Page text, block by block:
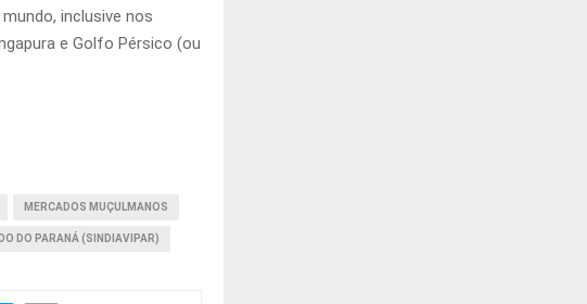
inclusive nos
e Golfo Pérsico (ou
MERCADOS MUÇULMANOS
DO PARANÁ (SINDIAVIPAR)